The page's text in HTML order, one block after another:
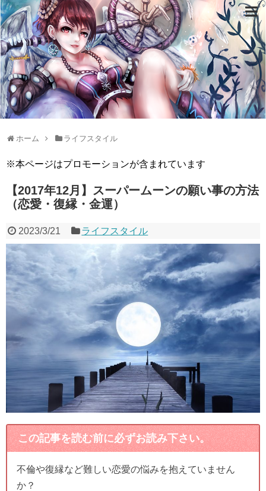
ホーム ライフスタイル
※本ページはプロモーションが含まれています
【2017年12月】スーパームーンの願い事の方法
（恋愛・復縁・金運）
2023/3/21 ライフスタイル
この記事を読む前に必ずお読み下さい。
不倫や復縁など難しい恋愛の悩みを抱えていません
か？